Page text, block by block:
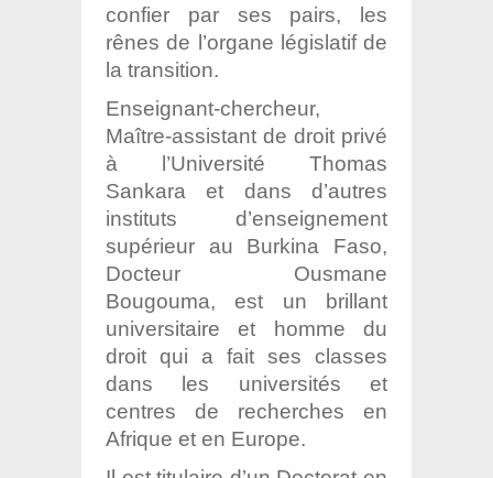
confier par ses pairs, les
rênes de l’organe législatif de
la transition.
Enseignant-chercheur,
Maître-assistant de droit privé
à l’Université Thomas
Sankara et dans d’autres
instituts d’enseignement
supérieur au Burkina Faso,
Docteur Ousmane
Bougouma, est un brillant
universitaire et homme du
droit qui a fait ses classes
dans les universités et
centres de recherches en
Afrique et en Europe.